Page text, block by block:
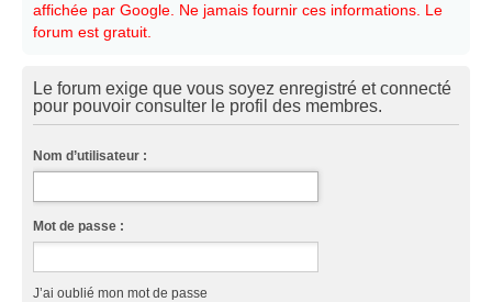
affichée par Google. Ne jamais fournir ces informations. Le
forum est gratuit.
Le forum exige que vous soyez enregistré et connecté
pour pouvoir consulter le profil des membres.
Nom d’utilisateur :
Mot de passe :
J’ai oublié mon mot de passe